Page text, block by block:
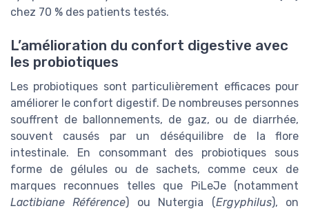
chez 70 % des patients testés.
L’amélioration du confort digestive avec
les probiotiques
Les probiotiques sont particulièrement efficaces pour
améliorer le confort digestif. De nombreuses personnes
souffrent de ballonnements, de gaz, ou de diarrhée,
souvent causés par un déséquilibre de la flore
intestinale. En consommant des probiotiques sous
forme de gélules ou de sachets, comme ceux de
marques reconnues telles que PiLeJe (notamment
Lactibiane Référence) ou Nutergia (Ergyphilus), on